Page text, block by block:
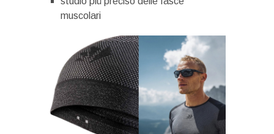
muscolari